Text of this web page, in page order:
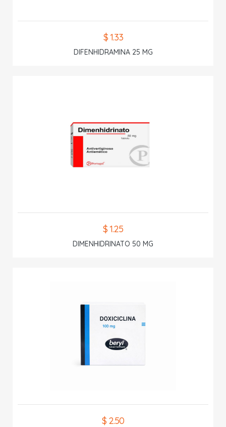
$ 1.33
DIFENHIDRAMINA 25 MG
$ 1.25
DIMENHIDRINATO 50 MG
$ 2.50